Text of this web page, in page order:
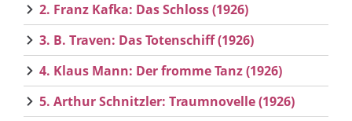
2. Franz Kafka: Das Schloss (1926)
3. B. Traven: Das Totenschiff (1926)
4. Klaus Mann: Der fromme Tanz (1926)
5. Arthur Schnitzler: Traumnovelle (1926)